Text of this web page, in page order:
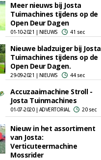
Meer nieuws bij Josta
Tuimachines tijdens op de
Open Deur Dagen
01-10-2021 | NIEUWS 41 sec
Nieuwe bladzuiger bij Josta
Tuimachines tijdens op de
Open Deur Dagen.
29-09-2021 | NIEUWS 44 sec
Accuzaaimachine Stroll -
Josta Tuinmachines
01-07-2020 | ADVERTORIAL 20 sec
Nieuw in het assortiment
van Josta:
Verticuteermachine
Mossrider